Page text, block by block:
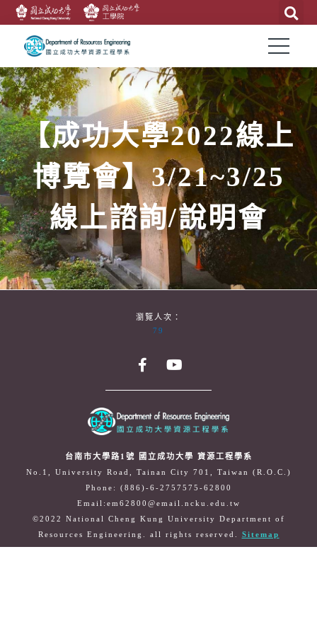
【成功大學2022線上
博覽會】3/21~3/25
線上諮詢/說明會
瀏覽人次：
79
台南市大學路1號 國立成功大學 資源工程學系
No.1, University Road, Tainan City 701, Taiwan (R.O.C.)
Phone: (886)-6-2757575-62800
Email:em62800@email.ncku.edu.tw
©2022 National Cheng Kung University Department of
Resources Engineering. all rights reserved. Sitemap